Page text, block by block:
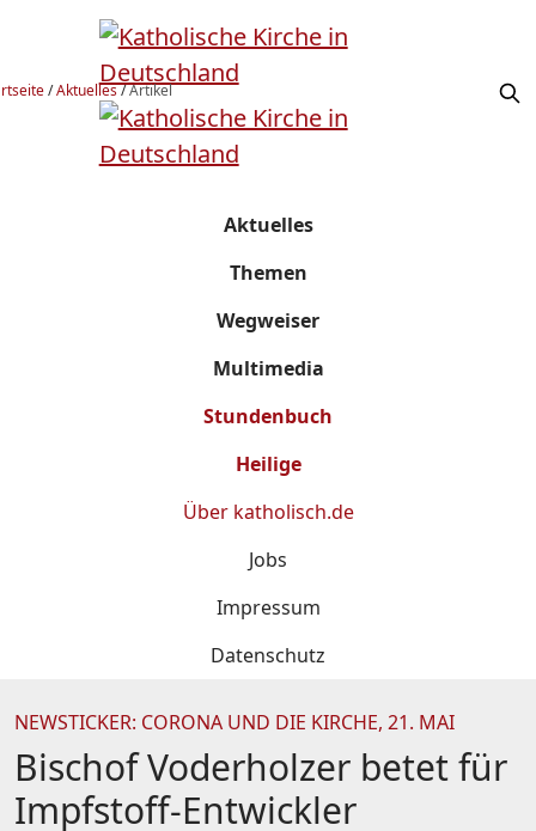
/Aktuelles/Artikel
Aktuelles
Themen
Wegweiser
Multimedia
Stundenbuch
Heilige
Über katholisch.de
Jobs
Impressum
Datenschutz
NEWSTICKER: CORONA UND DIE KIRCHE, 21. MAI
Bischof Voderholzer betet für
Impfstoff-Entwickler